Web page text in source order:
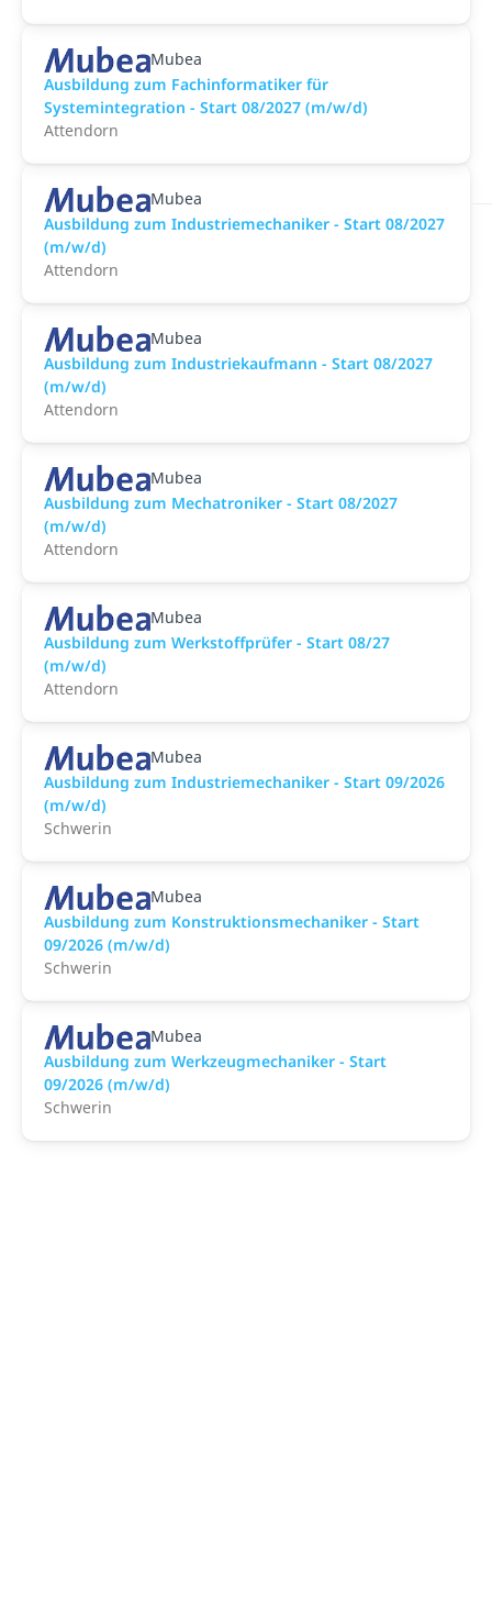
Mubea
Ausbildung zum Fachinformatiker für
Systemintegration - Start 08/2027 (m/w/d)
Attendorn
Mubea
Ausbildung zum Industriemechaniker - Start 08/2027
(m/w/d)
Attendorn
Mubea
Ausbildung zum Industriekaufmann - Start 08/2027
(m/w/d)
Attendorn
Mubea
Ausbildung zum Mechatroniker - Start 08/2027
(m/w/d)
Attendorn
Mubea
Ausbildung zum Werkstoffprüfer - Start 08/27
(m/w/d)
Attendorn
Mubea
Ausbildung zum Industriemechaniker - Start 09/2026
(m/w/d)
Schwerin
Mubea
Ausbildung zum Konstruktionsmechaniker - Start
09/2026 (m/w/d)
Schwerin
Mubea
Ausbildung zum Werkzeugmechaniker - Start
09/2026 (m/w/d)
Schwerin